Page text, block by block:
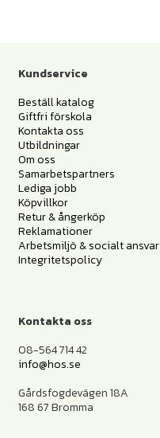
Kundservice
Beställ katalog
Giftfri förskola
Kontakta oss
Utbildningar
Om oss
Samarbetspartners
Lediga jobb
Köpvillkor
Retur & ångerköp
Reklamationer
Arbetsmiljö & socialt ansvar
Integritetspolicy
Kontakta oss
08-564 714 42
info@hos.se
Gårdsfogdevägen 18A
168 67 Bromma